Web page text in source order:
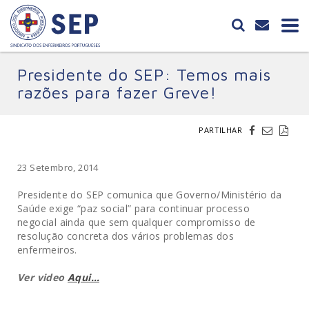
Presidente do SEP: Temos mais
razões para fazer Greve!
PARTILHAR
23 Setembro, 2014
Presidente do SEP comunica que Governo/Ministério da
Saúde exige “paz social” para continuar processo
negocial ainda que sem qualquer compromisso de
resolução concreta dos vários problemas dos
enfermeiros.
Ver videoAqui…